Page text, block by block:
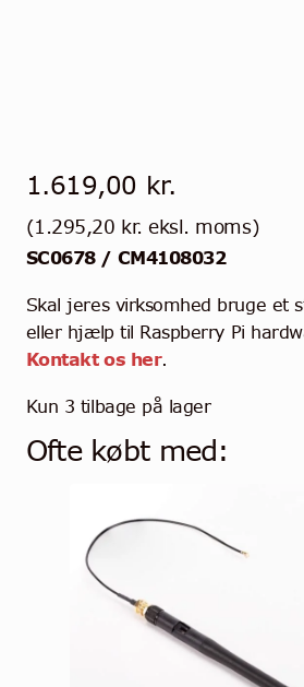
1.619,00 kr.
(1.295,20 kr. eksl. moms)
SC0678 / CM4108032
Skal jeres virksomhed bruge et
eller hjælp til Raspberry Pi
Kontakt os her.
Kun 3 tilbage på lager
Ofte købt med: